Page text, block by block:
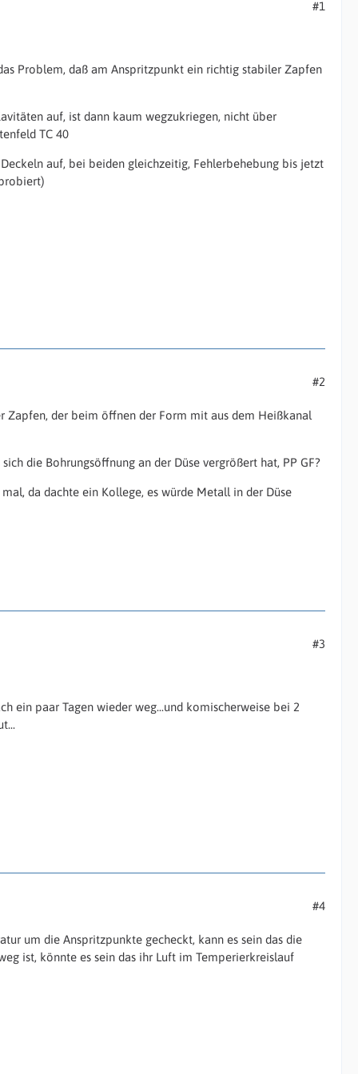
#1
Problem, daß am Anspritzpunkt ein richtig stabiler Zapfen
auf, ist dann kaum wegzukriegen, nicht über
TC 40
auf, bei beiden gleichzeitig, Fehlerbehebung bis jetzt
#2
Zapfen, der beim öffnen der Form mit aus dem Heißkanal
die Bohrungsöffnung an der Düse vergrößert hat, PP GF?
da dachte ein Kollege, es würde Metall in der Düse
#3
ein paar Tagen wieder weg...und komischerweise bei 2
#4
um die Anspritzpunkte gecheckt, kann es sein das die
ist, könnte es sein das ihr Luft im Temperierkreislauf